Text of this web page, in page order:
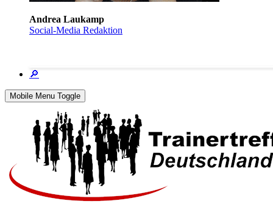
Andrea Laukamp
Social-Media Redaktion
🔎
Mobile Menu Toggle